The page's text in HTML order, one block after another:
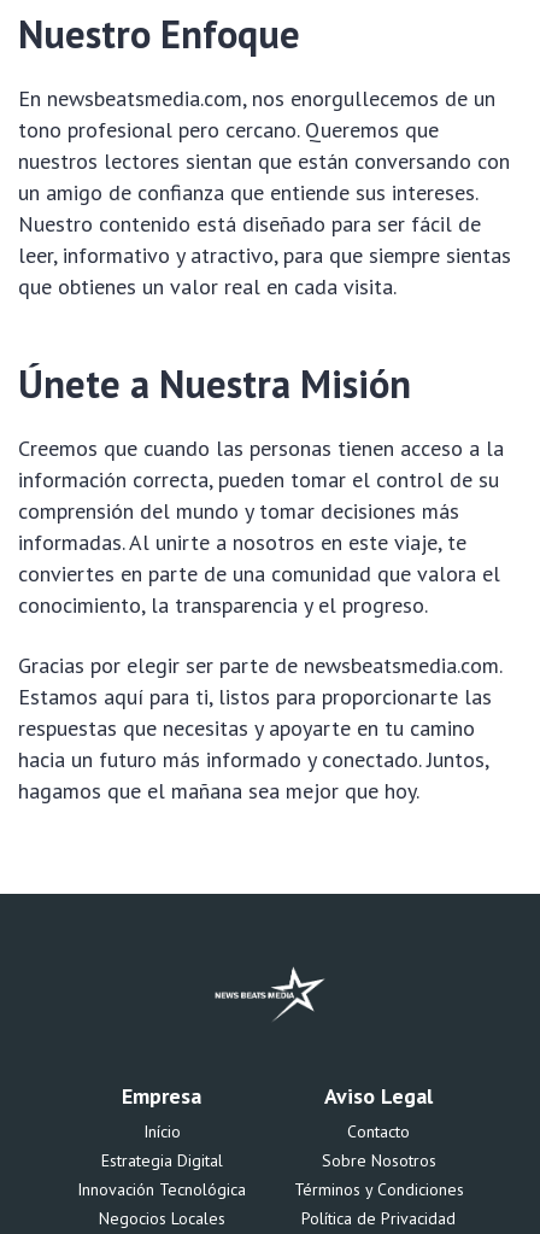
Nuestro Enfoque
En newsbeatsmedia.com, nos enorgullecemos de un
tono profesional pero cercano. Queremos que
nuestros lectores sientan que están conversando con
un amigo de confianza que entiende sus intereses.
Nuestro contenido está diseñado para ser fácil de
leer, informativo y atractivo, para que siempre sientas
que obtienes un valor real en cada visita.
Únete a Nuestra Misión
Creemos que cuando las personas tienen acceso a la
información correcta, pueden tomar el control de su
comprensión del mundo y tomar decisiones más
informadas. Al unirte a nosotros en este viaje, te
conviertes en parte de una comunidad que valora el
conocimiento, la transparencia y el progreso.
Gracias por elegir ser parte de newsbeatsmedia.com.
Estamos aquí para ti, listos para proporcionarte las
respuestas que necesitas y apoyarte en tu camino
hacia un futuro más informado y conectado. Juntos,
hagamos que el mañana sea mejor que hoy.
Empresa
Início
Estrategia Digital
Innovación Tecnológica
Negocios Locales
Aviso Legal
Contacto
Sobre Nosotros
Términos y Condiciones
Política de Privacidad